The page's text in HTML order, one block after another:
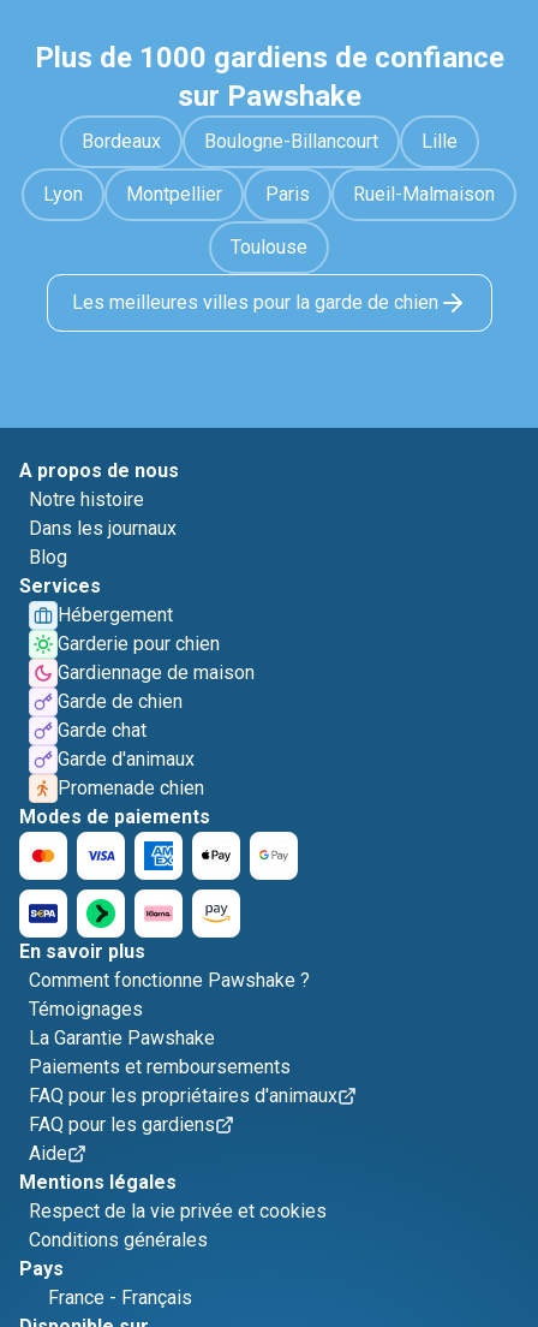
Plus de 1000 gardiens de confiance
sur Pawshake
Bordeaux Boulogne-Billancourt Lille
Lyon Montpellier Paris Rueil-Malmaison
Toulouse
Les meilleures villes pour la garde de chien
A propos de nous
Notre histoire
Dans les journaux
Blog
Services
Hébergement
Garderie pour chien
Gardiennage de maison
Garde de chien
Garde chat
Garde d'animaux
Promenade chien
Modes de paiements
En savoir plus
Comment fonctionne Pawshake ?
Témoignages
La Garantie Pawshake
Paiements et remboursements
FAQ pour les propriétaires d'animaux
FAQ pour les gardiens
Aide
Mentions légales
Respect de la vie privée et cookies
Conditions générales
Pays
France - Français